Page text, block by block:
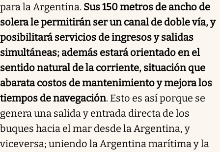
para la Argentina. Sus 150 metros de ancho de
solera le permitirán ser un canal de doble vía, y
posibilitará servicios de ingresos y salidas
simultáneas; además estará orientado en el
sentido natural de la corriente, situación que
abarata costos de mantenimiento y mejora los
tiempos de navegación. Esto es así porque se
genera una salida y entrada directa de los
buques hacia el mar desde la Argentina, y
viceversa; uniendo la Argentina marítima y la